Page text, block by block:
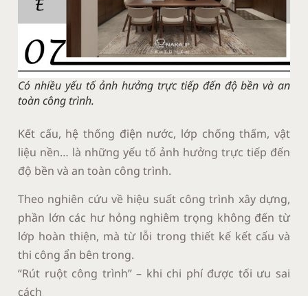
Có nhiều yếu tố ảnh hưởng trực tiếp đến độ bền và an
toàn công trình.
Kết cấu, hệ thống điện nước, lớp chống thấm, vật
liệu nền… là những yếu tố ảnh hưởng trực tiếp đến
độ bền và an toàn công trình.
Theo nghiên cứu về hiệu suất công trình xây dựng,
phần lớn các hư hỏng nghiêm trọng không đến từ
lớp hoàn thiện, mà từ lỗi trong thiết kế kết cấu và
thi công ẩn bên trong.
“Rút ruột công trình” – khi chi phí được tối ưu sai
cách